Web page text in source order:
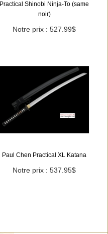
Practical Shinobi Ninja-To (same
noir)
Notre prix : 527.99$
Paul Chen Practical XL Katana
Notre prix : 537.95$